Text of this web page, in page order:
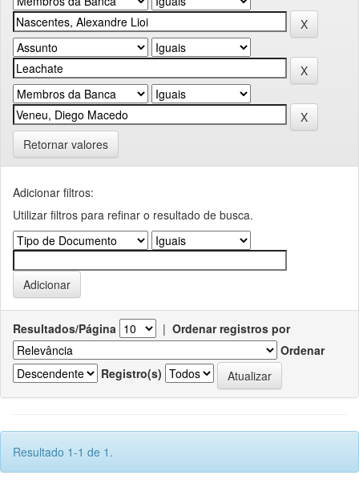
Retornar valores
Adicionar filtros:
Utilizar filtros para refinar o resultado de busca.
Resultados/Página | Ordenar registros por
Ordenar
Registro(s)
Resultado 1-1 de 1.